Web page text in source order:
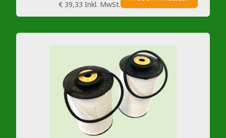
€ 39,33 Inkl. MwSt.